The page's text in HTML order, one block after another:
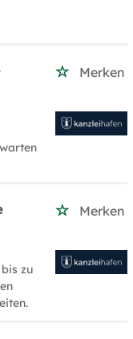
Merken
Merken
zu